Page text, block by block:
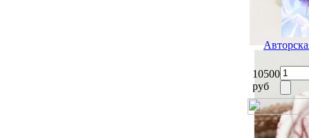
10500
руб